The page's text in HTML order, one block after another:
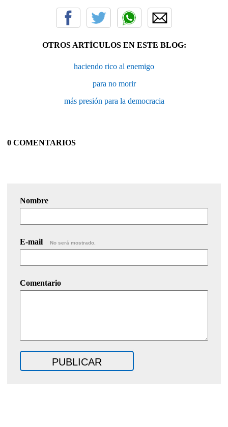
OTROS ARTÍCULOS EN ESTE BLOG:
haciendo rico al enemigo
para no morir
más presión para la democracia
0 COMENTARIOS
Nombre
E-mail No será mostrado.
Comentario